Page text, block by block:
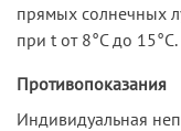
прямых солнечных
при t от 8°C до 15°C.
Противопоказания
Индивидуальная